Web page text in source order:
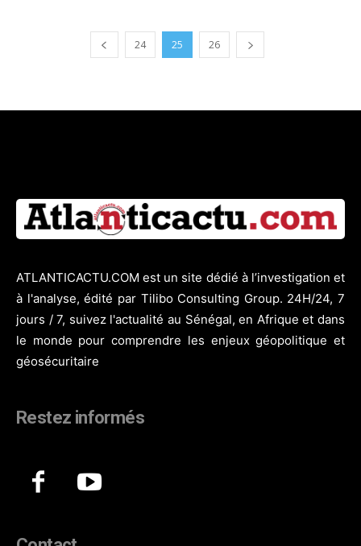
24 25 26
ATLANTICACTU.COM est un site dédié à l’investigation et
à l'analyse, édité par Tilibo Consulting Group. 24H/24, 7
jours / 7, suivez l'actualité au Sénégal, en Afrique et dans
le monde pour comprendre les enjeux géopolitique et
géosécuritaire
Restez informés